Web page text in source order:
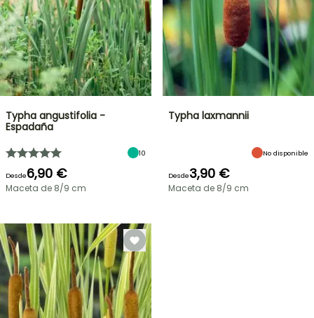
Typha angustifolia -
Espadaña
10
Desde6,90 €
Maceta de 8/9 cm
Typha laxmannii
No disponible
Desde3,90 €
Maceta de 8/9 cm